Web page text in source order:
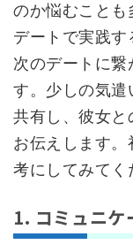
のか悩むことも
デートで実践す
次のデートに繋
す。少しの気遣
共有し、彼女と
お伝えします
考にしてみてく
1. コミュニケ